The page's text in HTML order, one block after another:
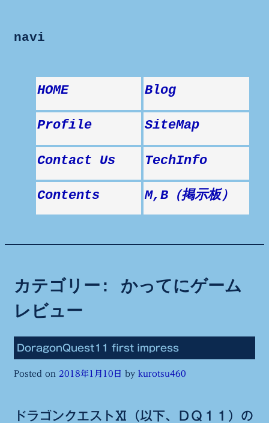
navi
HOME Blog
Profile SiteMap
Contact Us TechInfo
Contents M,B（掲示板）
カテゴリー: かってにゲーム
レビュー
DoragonQuest11 first impress
Posted on 2018年1月10日 by kurotsu460
ドラゴンクエストⅪ（以下、ＤＱ１１）の